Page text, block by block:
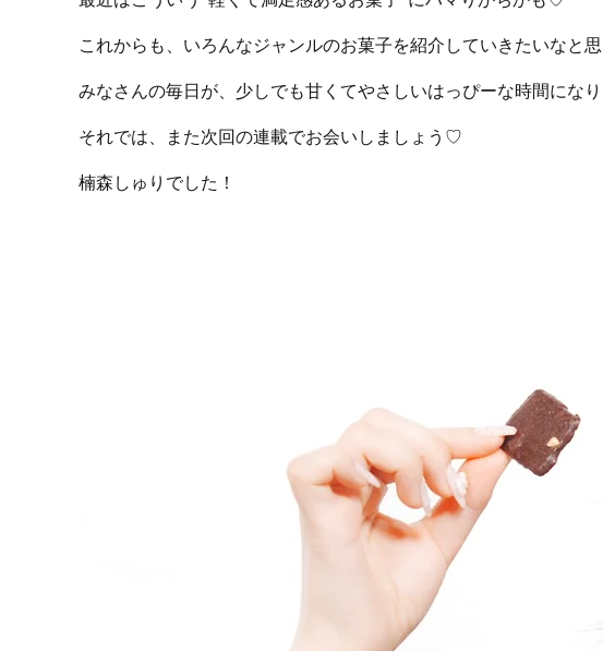
これからも、いろんなジャンルのお菓子を紹介していきたいなと
みなさんの毎日が、少しでも甘くてやさしいはっぴーな時間になり
それでは、また次回の連載でお会いしましょう♡
楠森しゅりでした！